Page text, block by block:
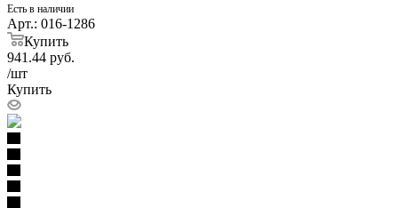
Есть в наличии
Арт.: 016-1286
Купить
941.44 руб.
/шт
Купить